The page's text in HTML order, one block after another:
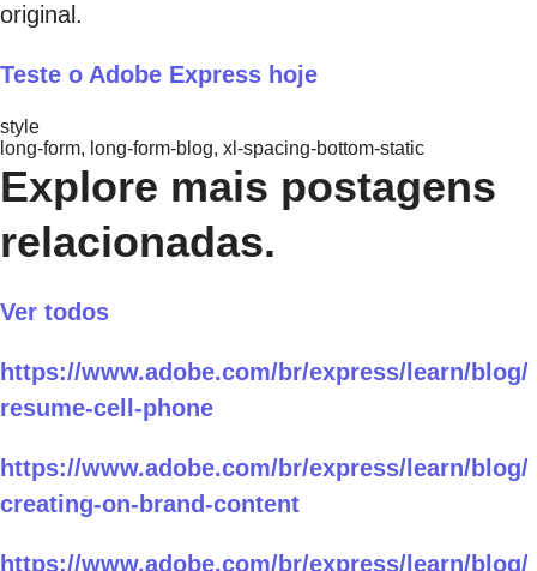
original.
Teste o Adobe Express hoje
style
long-form, long-form-blog, xl-spacing-bottom-static
Explore mais postagens
relacionadas.
Ver todos
https://www.adobe.com/br/express/learn/blog/
resume-cell-phone
https://www.adobe.com/br/express/learn/blog/
creating-on-brand-content
https://www.adobe.com/br/express/learn/blog/